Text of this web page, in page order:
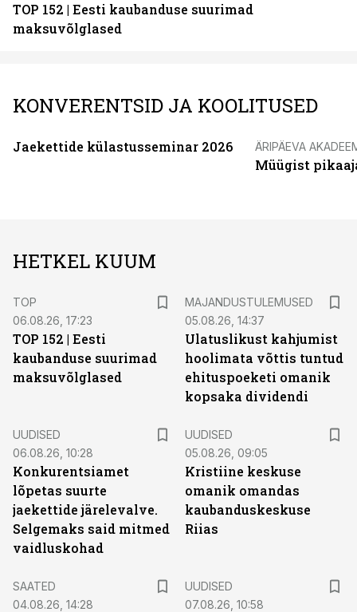
TOP 152 | Eesti kaubanduse suurimad
maksuvõlglased
KONVERENTSID JA KOOLITUSED
Jaekettide külastusseminar 2026 ÄRIPÄEVA
Müügist
HETKEL KUUM
TOP
06.08.26, 17:23
TOP 152 | Eesti
kaubanduse suurimad
maksuvõlglased
MAJANDUSTULEMUSED
05.08.26, 14:37
Ulatuslikust kahjumist
hoolimata võttis tuntud
ehituspoeketi omanik
kopsaka dividendi
UUDISED
06.08.26, 10:28
Konkurentsiamet
lõpetas suurte
jaekettide järelevalve.
Selgemaks said mitmed
vaidluskohad
UUDISED
05.08.26, 09:05
Kristiine keskuse
omanik omandas
kaubanduskeskuse
Riias
SAATED
04.08.26, 14:28
UUDISED
07.08.26, 10:58